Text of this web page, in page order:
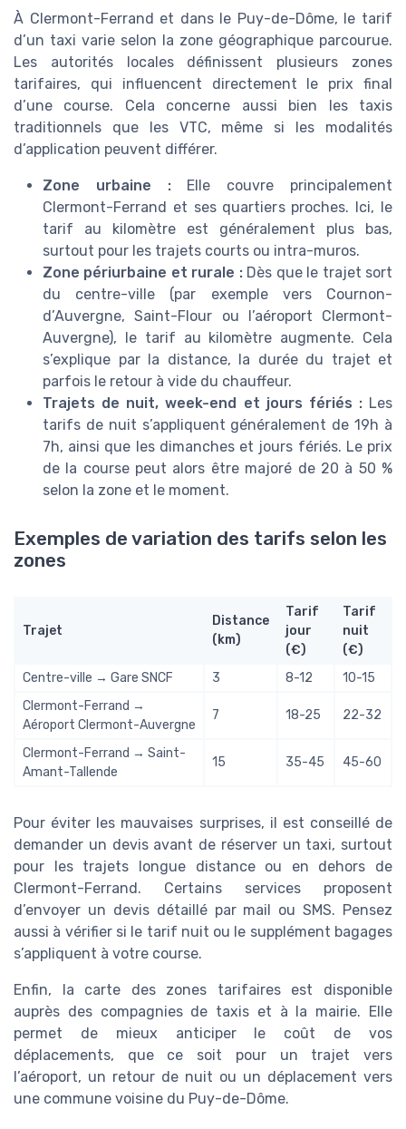
À Clermont-Ferrand et dans le Puy-de-Dôme, le tarif
d’un taxi varie selon la zone géographique parcourue.
Les autorités locales définissent plusieurs zones
tarifaires, qui influencent directement le prix final
d’une course. Cela concerne aussi bien les taxis
traditionnels que les VTC, même si les modalités
d’application peuvent différer.
Zone urbaine :Elle couvre principalement
Clermont-Ferrand et ses quartiers proches. Ici, le
tarif au kilomètre est généralement plus bas,
surtout pour les trajets courts ou intra-muros.
Zone périurbaine et rurale :Dès que le trajet sort
du centre-ville (par exemple vers Cournon-
d’Auvergne, Saint-Flour ou l’aéroport Clermont-
Auvergne), le tarif au kilomètre augmente. Cela
s’explique par la distance, la durée du trajet et
parfois le retour à vide du chauffeur.
Trajets de nuit, week-end et jours fériés :Les
tarifs de nuit s’appliquent généralement de 19h à
7h, ainsi que les dimanches et jours fériés. Le prix
de la course peut alors être majoré de 20 à 50 %
selon la zone et le moment.
Exemples de variation des tarifs selon les
zones
Trajet
Distance
(km)
Tarif
jour
(€)
Tarif
nuit
(€)
Centre-ville → Gare SNCF
3 8-12
10-15
Clermont-Ferrand →
Aéroport Clermont-Auvergne
7 18-25 22-32
Clermont-Ferrand → Saint-
Amant-Tallende
15 35-45 45-60
Pour éviter les mauvaises surprises, il est conseillé de
demander un devis avant de réserver un taxi, surtout
pour les trajets longue distance ou en dehors de
Clermont-Ferrand. Certains services proposent
d’envoyer un devis détaillé par mail ou SMS. Pensez
aussi à vérifier si le tarif nuit ou le supplément bagages
s’appliquent à votre course.
Enfin, la carte des zones tarifaires est disponible
auprès des compagnies de taxis et à la mairie. Elle
permet de mieux anticiper le coût de vos
déplacements, que ce soit pour un trajet vers
l’aéroport, un retour de nuit ou un déplacement vers
une commune voisine du Puy-de-Dôme.